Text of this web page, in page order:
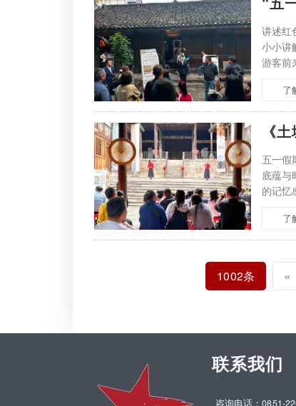
讲述红
小小讲
游客前
了
《
五一假
底蕴与
的记忆
了
1002条 «
联系我们
咨询电话：0851-